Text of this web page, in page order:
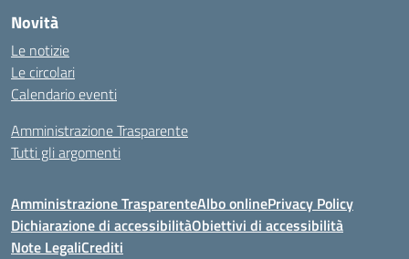
Novità
Le notizie
Le circolari
Calendario eventi
Amministrazione Trasparente
Tutti gli argomenti
Amministrazione TrasparenteAlbo onlinePrivacy Policy
Dichiarazione di accessibilitàObiettivi di accessibilità
Note LegaliCrediti